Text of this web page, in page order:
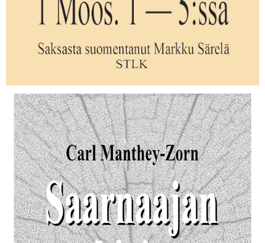
Koko kristillinen oppi 1 Moos. 1–5:ssä
Carl Manthey-Zorn
Carl Manthey-Zornin teos on väkevää ja helppotajuista Vanhan
Testamentin selitystä.